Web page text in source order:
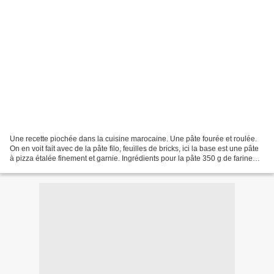
Une recette piochée dans la cuisine marocaine. Une pâte fourée et roulée.
On en voit fait avec de la pâte filo, feuilles de bricks, ici la base est une pâte
à pizza étalée finement et garnie. Ingrédients pour la pâte 350 g de farine